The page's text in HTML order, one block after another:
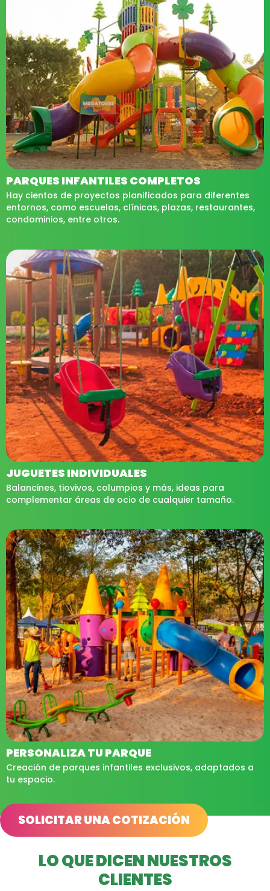
PARQUES INFANTILES COMPLETOS
Hay cientos de proyectos planificados para diferentes
entornos, como escuelas, clínicas, plazas, restaurantes,
condominios, entre otros.
JUGUETES INDIVIDUALES
Balancines, tiovivos, columpios y más, ideas para
complementar áreas de ocio de cualquier tamaño.
PERSONALIZA TU PARQUE
Creación de parques infantiles exclusivos, adaptados a
tu espacio.
SOLICITAR UNA COTIZACIÓN
LO QUE DICEN NUESTROS
CLIENTES